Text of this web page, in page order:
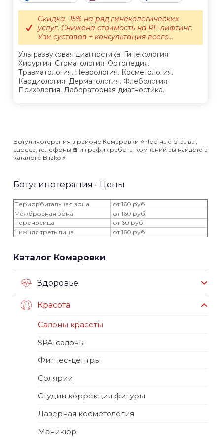
Ультразвуковая диагностика. Гинекология.
Хирургия. Стоматология. Ортопедия.
Травматология. Неврология. Косметология.
Кардиология. Дерматология. Флебология.
Психология. Лабораторная диагностика.
Скидка -15% на ряд гинекологических
услуг. Снижена стоимость на RF-лифтинг.
Узи суставов + консультация всего...
Ботулинотерапия в районе Комаровки ⭐️ Честные отзывы,
адреса, телефоны ☎️ и график работы компаний вы найдёте в
каталоге Blizko ⚡️
Ботулинотерапия - Цены
Периорбитальная зона
от 160 руб.
Межбровная зона
от 160 руб.
Переносица
от 60 руб.
Нижняя треть лица
от 160 руб.
Каталог Комаровки
Здоровье
Красота
Салоны красоты
SPA-салоны
Фитнес-центры
Солярии
Студии коррекции фигуры
Лазерная косметология
Маникюр